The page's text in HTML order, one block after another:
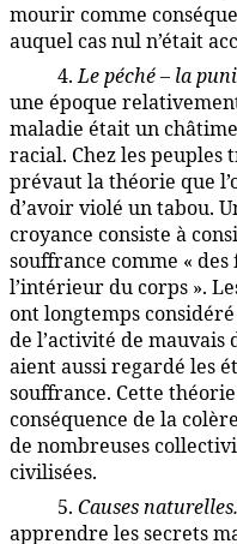
mourir comme
auquel cas nul n’était
4.Le péché – la
une époque
maladie était un
racial. Chez les peuples
prévaut la théorie que
d’avoir violé un tabou.
croyance consiste à
souffrance comme «
l’intérieur du corps ».
ont longtemps
de l’activité de mauvais
aient aussi regardé les
souffrance. Cette
conséquence de la
de nombreuses
civilisées.
5. Causes naturelles.
apprendre les secrets